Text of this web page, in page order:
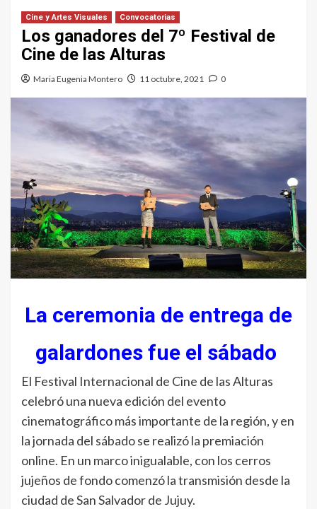
Cine y Artes Visuales Convocatorias
Los ganadores del 7º Festival de
Cine de las Alturas
Maria Eugenia Montero 11 octubre, 2021 0
La ceremonia de entrega de
galardones fue el sábado
El Festival Internacional de Cine de las Alturas
celebró una nueva edición del evento
cinematográfico más importante de la región, y en
la jornada del sábado se realizó la premiación
online. En un marco inigualable, con los cerros
jujeños de fondo comenzó la transmisión desde la
ciudad de San Salvador de Jujuy.